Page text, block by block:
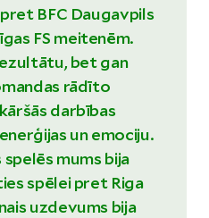
BFC Daugavpils
FS meitenēm.
bet gan
rādīto
darbības
un emociju.
spelēs mums bija
spēlei pret Riga
uzdevums bija